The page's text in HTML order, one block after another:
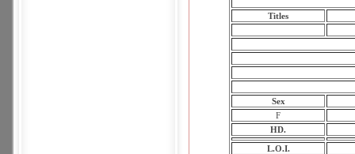
Titles
Sex
F
HD.
L.O.I.